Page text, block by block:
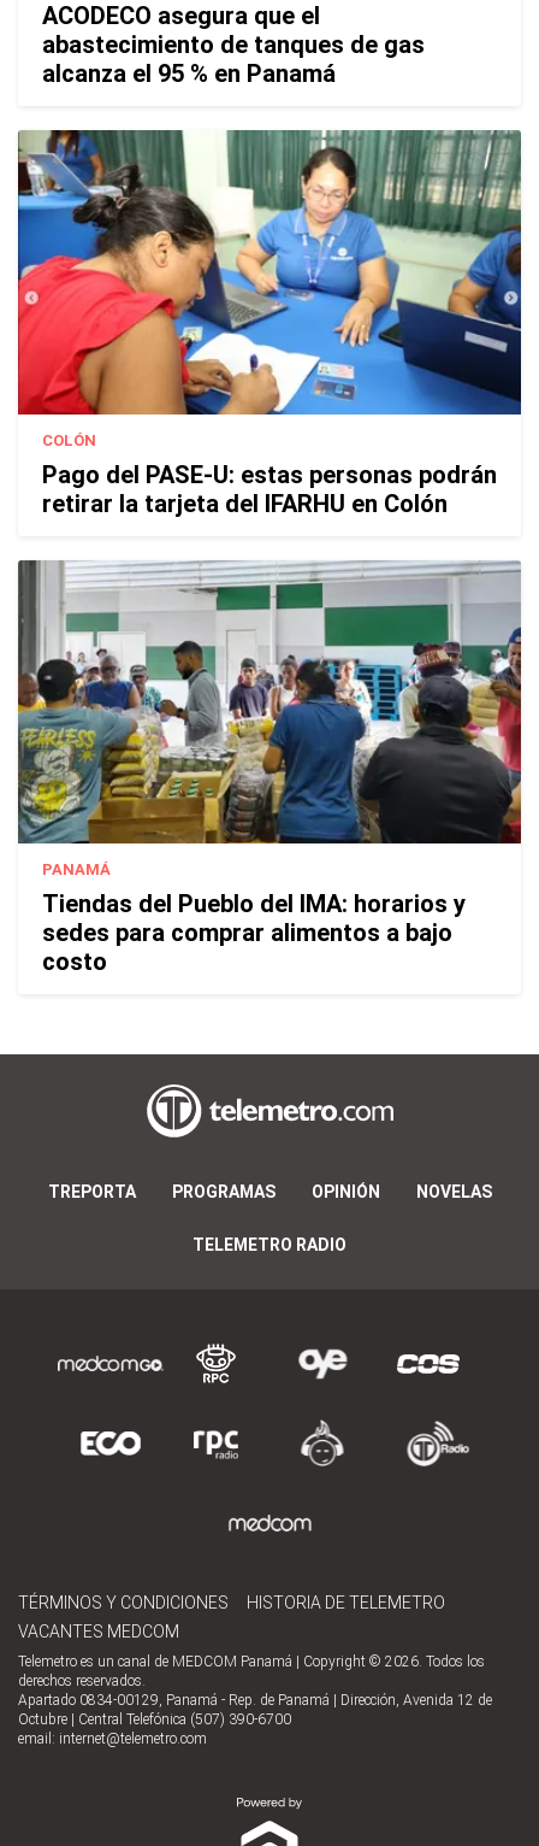
ACODECO asegura que el
abastecimiento de tanques de gas
alcanza el 95 % en Panamá
COLÓN
Pago del PASE-U: estas personas podrán
retirar la tarjeta del IFARHU en Colón
PANAMÁ
Tiendas del Pueblo del IMA: horarios y
sedes para comprar alimentos a bajo
costo
TREPORTA PROGRAMAS OPINIÓN NOVELAS
TELEMETRO RADIO
TÉRMINOS Y CONDICIONES
HISTORIA DE TELEMETRO
VACANTES MEDCOM
Telemetro es un canal de MEDCOM Panamá | Copyright © 2026. Todos los
derechos reservados.
Apartado 0834-00129, Panamá - Rep. de Panamá | Dirección, Avenida 12 de
Octubre | Central Telefónica (507) 390-6700
email: internet@telemetro.com